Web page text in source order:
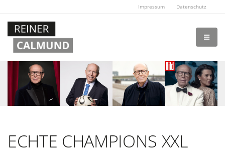
Impressum Datenschutz
ECHTE CHAMPIONS XXL